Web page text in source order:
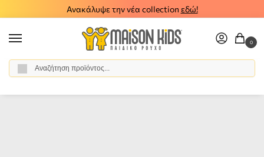
Ανακάλυψε την νέα collection εδώ!
0
Αρχική σελίδα / Κορίτσι / Αξεσουάρ